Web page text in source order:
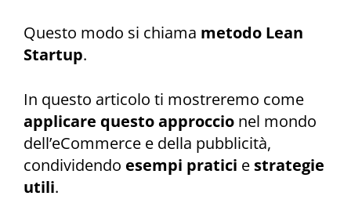
Questo modo si chiama metodo Lean
Startup.
In questo articolo ti mostreremo come
applicare questo approccio nel mondo
dell’eCommerce e della pubblicità,
condividendo esempi pratici e strategie
utili.